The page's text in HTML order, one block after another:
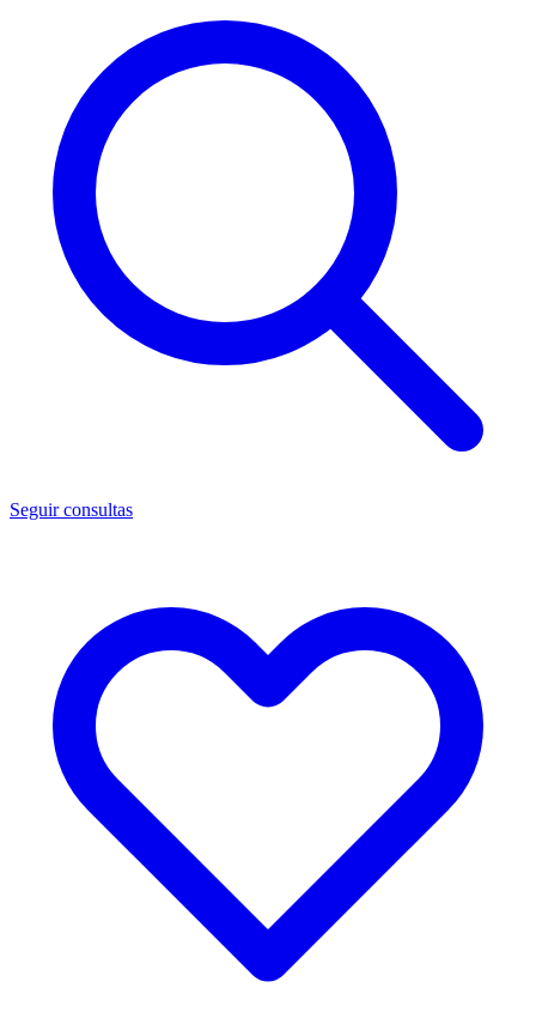
Seguir consultas